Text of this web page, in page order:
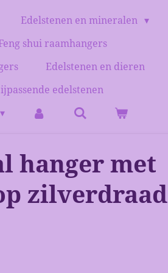
Edelstenen en mineralen
shui raamhangers
Edelstenen en dieren
edelstenen
hanger met
zilverdraad